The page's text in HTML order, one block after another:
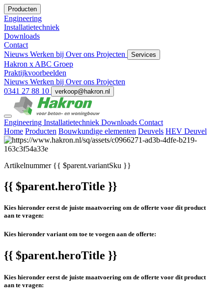
Producten
Engineering
Installatietechniek
Downloads
Contact
Nieuws Werken bij Over ons Projecten Services
Hakron x ABC Groep
Praktijkvoorbeelden
Nieuws Werken bij Over ons Projecten
0341 27 88 10
verkoop@hakron.nl
Engineering Installatietechniek Downloads Contact
Home Producten Bouwkundige elementen Deuvels HEV Deuvel
Artikelnummer{{ $parent.variantSku }}
{{ $parent.heroTitle }}
Kies hieronder eerst de juiste maatvoering om de offerte voor dit product
aan te vragen:
Kies hieronder variant om toe te voegen aan de offerte:
{{ $parent.heroTitle }}
Kies hieronder eerst de juiste maatvoering om de offerte voor dit product
aan te vragen: